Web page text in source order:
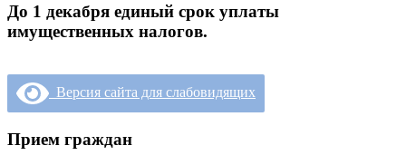
До 1 декабря единый срок уплаты
имущественных налогов.
Версия сайта для слабовидящих
Прием граждан